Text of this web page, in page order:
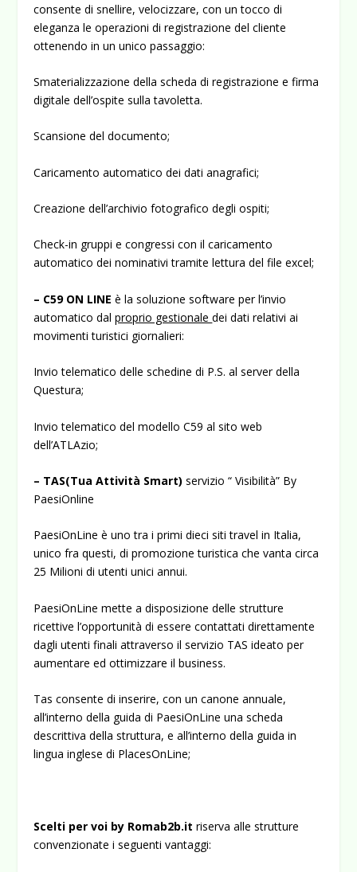
consente di snellire, velocizzare, con un tocco di
eleganza le operazioni di regi­strazione del cliente
ottenendo in un unico passaggio:
Smaterializzazione della scheda di registrazione e firma
digi­tale dell’ospite sulla tavoletta.
Scansione del documento;
Caricamento automatico dei dati anagrafici;
Creazione dell’archivio fotografico degli ospiti;
Check-in gruppi e congressi con il caricamento
automatico dei nominativi tramite lettura del file excel;
– C59 ON LINE è la soluzione sof­tware per l’invio
automatico dalproprio gestionaledei dati relativi ai
movimenti turistici giornalieri:
Invio telematico delle schedine di P.S. al server della
Questura;
Invio telematico del modello C59 al sito web
dell’ATLAzio;
– TAS(Tua Attività Smart) servizio “ Visibilità” By
PaesiOnline
PaesiOnLine è uno tra i primi dieci siti travel in Italia,
unico fra questi, di promozione turistica che vanta circa
25 Milioni di utenti unici annui.
PaesiOnLine mette a disposizione delle strutture
ricettive l’opportu­nità di essere contattati direttamente
dagli utenti finali attraverso il servizio TAS ideato per
aumentare ed ottimizzare il business.
Tas consente di inserire, con un canone annuale,
all’interno del­la guida di PaesiOnLine una scheda
descrittiva della struttura, e all’interno della guida in
lingua inglese di PlacesOnLine;
Scelti per voi by Romab2b.it riserva alle strutture
convenzionate i seguenti vantaggi: